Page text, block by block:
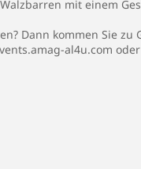
mit einem
Dann kommen Sie zu
al4u.com